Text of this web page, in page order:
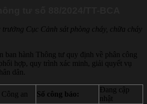
trưởng Cục Cảnh sát phòng cháy, chữa cháy
ban hành Thông tư quy định về phân công
hợp, quy trình xác minh, giải quyết vụ
dân.
Công an Số công báo:
Đang cập
nhật